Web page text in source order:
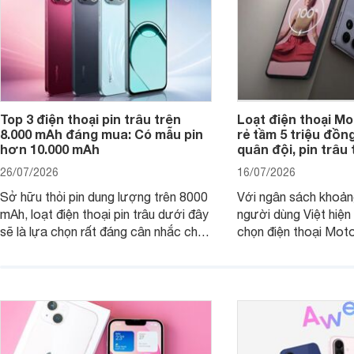
Top 3 điện thoại pin trâu trên
8.000 mAh đáng mua: Có mẫu pin
hơn 10.000 mAh
26/07/2026
Sở hữu thỏi pin dung lượng trên 8000
mAh, loạt điện thoại pin trâu dưới đây
sẽ là lựa chọn rất đáng cân nhắc cho
Loạt điện thoại
rẻ tầm 5 triệu
quân đội, pin trâu
16/07/2026
Với ngân sách
người dùng Việt
chọn điện thoại